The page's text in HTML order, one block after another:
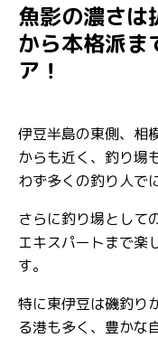
魚影の濃さは
から本格派ま
ア！
伊豆半島の東側、相
からも近く、釣り場
わず多くの釣り人で
さらに釣り場として
エキスパートまで楽
す。
特に東伊豆は磯釣り
る港も多く、豊かな